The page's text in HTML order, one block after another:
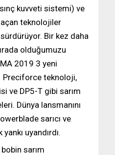
kuvveti sistemi) ve
açan teknolojiler
Bir kez daha
olduğumuzu
2019 3 yeni
teknoloji,
ve DP5-T gibi sarım
Dünya lansmanını
sarıcı ve
uyandırdı.
sarım